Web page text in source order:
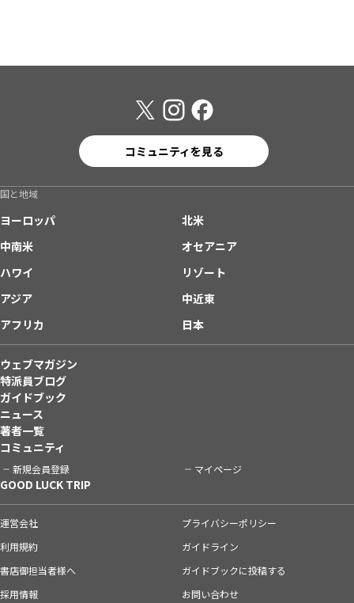
コミュニティを見る
国と地域
ヨーロッパ
北米
中南米
オセアニア
ハワイ
リゾート
アジア
中近東
アフリカ
日本
ウェブマガジン
特派員ブログ
ガイドブック
ニュース
著者一覧
コミュニティ
新規会員登録 マイページ
GOOD LUCK TRIP
運営会社
プライバシーポリシー
利用規約
ガイドライン
書店御担当者様へ
ガイドブックに投稿する
採用情報
お問い合わせ